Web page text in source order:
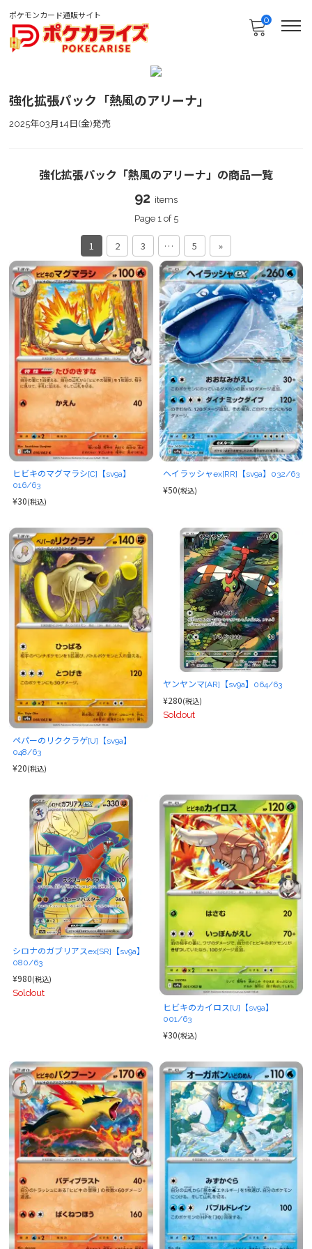
ポケモンカード通販サイト 0
強化拡張パック「熱風のアリーナ」
2025年03月14日(金)発売
強化拡張パック「熱風のアリーナ」の商品一覧
92 items
Page 1 of 5
1 2 3 … 5 »
ヒビキのマグマラシ[C]【sv9a】
016/63
¥30(税込)
ヘイラッシャex[RR]【sv9a】032/63
¥50(税込)
ペパーのリククラゲ[U]【sv9a】
048/63
¥20(税込)
ヤンヤンマ[AR]【sv9a】064/63
¥280(税込)
Soldout
シロナのガブリアスex[SR]【sv9a】
080/63
¥980(税込)
Soldout
ヒビキのカイロス[U]【sv9a】
001/63
¥30(税込)